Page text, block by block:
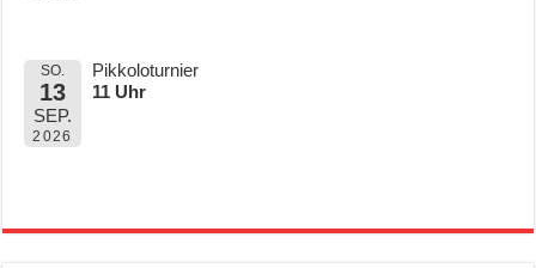
SO.
13
SEP.
2026
Pikkoloturnier
11 Uhr